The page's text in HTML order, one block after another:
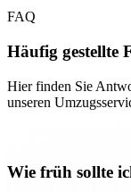
FAQ
Häufig gestellte
Hier finden Sie
unseren
Wie früh sollte